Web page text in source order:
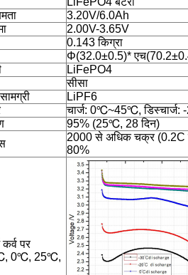
3.20V/6.0Ah
2.00V-3.65V
0.143 किग्रा
Φ(32.0±0.5)*
LiFePO4
सीसा
LiPF6
चार्ज: 0℃~45℃,
95% (25℃, 28 दिन)
2000 से अधिक चक्र (0.2C
80%
पर
0℃, 25℃,